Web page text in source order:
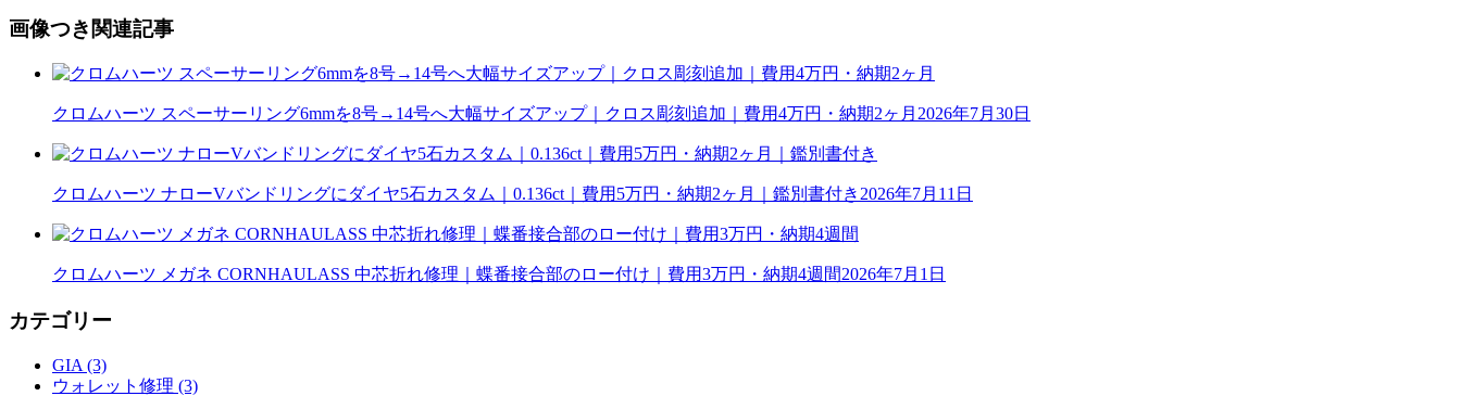
画像つき関連記事
クロムハーツ スペーサーリング6mmを8号→14号へ大幅サイズアップ｜クロス彫刻追加｜費用4万円・納期2ヶ月 2026年7月30日
クロムハーツ ナローVバンドリングにダイヤ5石カスタム｜0.136ct｜費用5万円・納期2ヶ月｜鑑別書付き 2026年7月11日
クロムハーツ メガネ CORNHAULASS 中芯折れ修理｜蝶番接合部のロー付け｜費用3万円・納期4週間2026年7月1日
カテゴリー
GIA (3)
ウォレット修理 (3)